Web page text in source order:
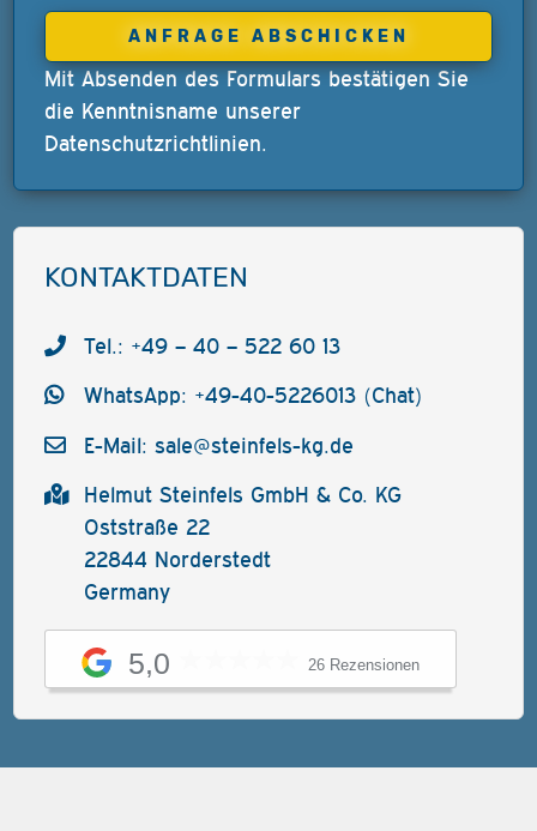
Mit Absenden des Formulars bestätigen Sie
die Kenntnisname unserer
Datenschutzrichtlinien.
KONTAKTDATEN
Tel.: +49 – 40 – 522 60 13
WhatsApp: +49-40-5226013 (Chat)
E-Mail: sale@steinfels-kg.de
Helmut Steinfels GmbH & Co. KG
Oststraße 22
22844 Norderstedt
Germany
5,0 26 Rezensionen